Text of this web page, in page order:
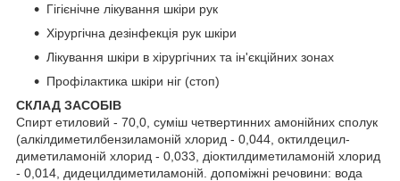
Гігієнічне лікування шкіри рук
Хірургічна дезінфекція рук шкіри
Лікування шкіри в хірургічних та ін'єкційних зонах
Профілактика шкіри ніг (стоп)
СКЛАД ЗАСОБІВ
Спирт етиловий - 70,0, суміш четвертинних амонійних сполук
(алкілдиметилбензиламоній хлорид - 0,044, октилдецил-
диметиламоній хлорид - 0,033, діоктилдиметиламоній хлорид
- 0,014, дидецилдиметиламоній. допоміжні речовини: вода